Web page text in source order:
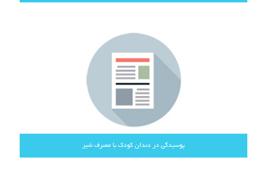
پوسیدگی در دندان کودک با مصرف شیر